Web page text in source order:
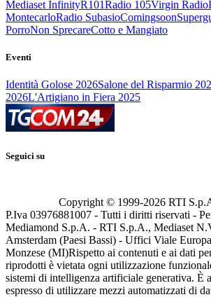
Mediaset InfinityR101Radio 105Virgin Radio
MontecarloRadio SubasioComingsoon
PorroNon SprecareCotto e Mangiato
Eventi
Identità Golose 2026Salone del Risparmio
2026L'Artigiano in Fiera 2025
Seguici su
Copyright © 1999-2026 RTI
P.Iva 03976881007 - Tutti i diritti riservati -
Mediamond S.p.A. - RTI S.p.A., Mediaset
Amsterdam (Paesi Bassi) - Uffici Viale
Monzese (MI)Rispetto ai contenuti e ai dati
riprodotti è vietata ogni utilizzazione
sistemi di intelligenza artificiale generativa. È
espresso di utilizzare mezzi automatizzati di